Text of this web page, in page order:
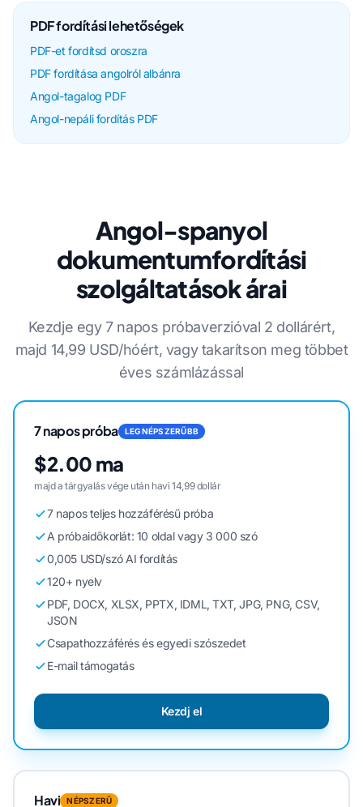
PDF fordítási lehetőségek
PDF-et fordítsd oroszra
PDF fordítása angolról albánra
Angol-tagalog PDF
Angol-nepáli fordítás PDF
Angol-spanyol
dokumentumfordítási
szolgáltatások árai
Kezdje egy 7 napos próbaverzióval 2 dollárért,
majd 14,99 USD/hóért, vagy takarítson meg többet
éves számlázással
7 napos próba LEGNÉPSZERŰBB
$2.00 ma
majd a tárgyalás vége után havi 14,99 dollár
7 napos teljes hozzáférésű próba
A próbaidőkorlát: 10 oldal vagy 3 000 szó
0,005 USD/szó AI fordítás
120+ nyelv
PDF, DOCX, XLSX, PPTX, IDML, TXT, JPG, PNG, CSV,
JSON
Csapathozzáférés és egyedi szószedet
E-mail támogatás
Kezdj el
Havi NÉPSZERŰ